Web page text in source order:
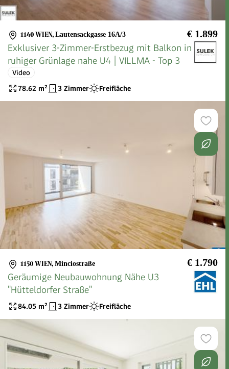
1140 WIEN, Lautensackgasse 16A/3 € 1.899
Exklusiver 3-Zimmer-Erstbezug mit Balkon in
ruhiger Grünlage nahe U4 | VILLMA - Top 3
Video
78.62 m² 3 Zimmer Freifläche
1150 WIEN, Minciostraße € 1.790
Geräumige Neubauwohnung Nähe U3
"Hütteldorfer Straße"
84.05 m² 3 Zimmer Freifläche